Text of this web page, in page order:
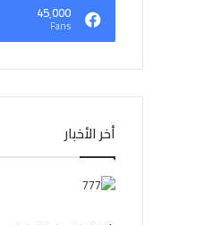
45٬000
Fans
أخر الأخبار